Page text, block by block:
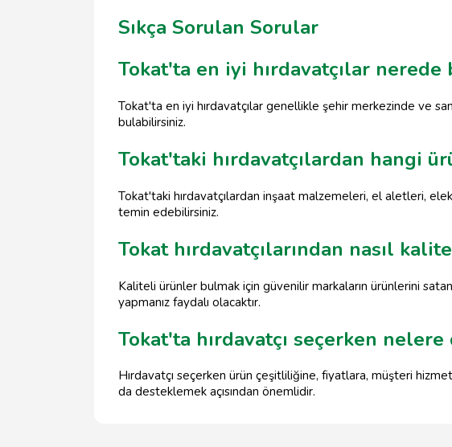
Sıkça Sorulan Sorular
Tokat'ta en iyi hırdavatçılar nerede
Tokat'ta en iyi hırdavatçılar genellikle şehir merkezinde ve
bulabilirsiniz.
Tokat'taki hırdavatçılardan hangi
Tokat'taki hırdavatçılardan inşaat malzemeleri, el aletleri,
temin edebilirsiniz.
Tokat hırdavatçılarından nasıl
Kaliteli ürünler bulmak için güvenilir markaların ürünlerini
yapmanız faydalı olacaktır.
Tokat'ta hırdavatçı seçerken
Hırdavatçı seçerken ürün çeşitliliğine, fiyatlara, müşteri
da desteklemek açısından önemlidir.